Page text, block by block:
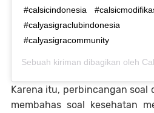
#calsicindonesia
#calyasigracommunity
Sebuah kiriman dibagikan oleh
Karena itu, perbincangan soal
membahas soal kesehatan